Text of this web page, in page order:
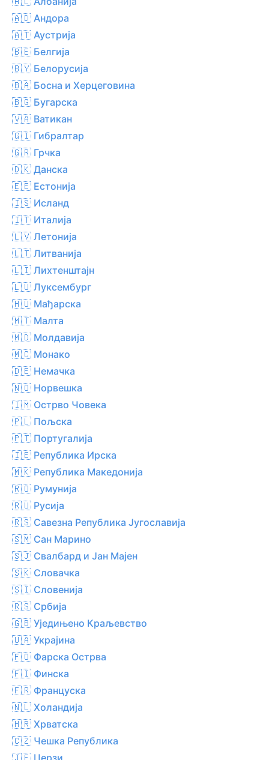
🇦🇩 Андора
🇦🇹 Аустрија
🇧🇪 Белгија
🇧🇾 Белорусија
🇧🇦 Босна и Херцеговина
🇧🇬 Бугарска
🇻🇦 Ватикан
🇬🇮 Гибралтар
🇬🇷 Грчка
🇩🇰 Данска
🇪🇪 Естонија
🇮🇸 Исланд
🇮🇹 Италија
🇱🇻 Летонија
🇱🇹 Литванија
🇱🇮 Лихтенштајн
🇱🇺 Луксембург
🇭🇺 Мађарска
🇲🇹 Малта
🇲🇩 Молдавија
🇲🇨 Монако
🇩🇪 Немачка
🇳🇴 Норвешка
🇮🇲 Острво Човека
🇵🇱 Пољска
🇵🇹 Португалија
🇮🇪 Република Ирска
🇲🇰 Република Македонија
🇷🇴 Румунија
🇷🇺 Русија
🇷🇸 Савезна Република Југославија
🇸🇲 Сан Марино
🇸🇯 Свалбард и Јан Мајен
🇸🇰 Словачка
🇸🇮 Словенија
🇷🇸 Србија
🇬🇧 Уједињено Краљевство
🇺🇦 Украјина
🇫🇴 Фарска Острва
🇫🇮 Финска
🇫🇷 Француска
🇳🇱 Холандија
🇭🇷 Хрватска
🇨🇿 Чешка Република
🇯🇪 Џерзи